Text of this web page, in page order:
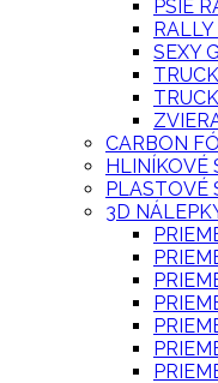
PSIE
SEXY
CARBON
HLINÍKOVÉ
PLASTOVÉ
3D